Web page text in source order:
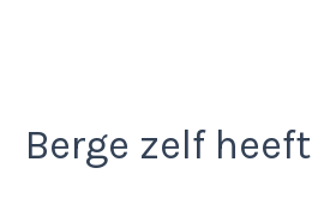
Berge zelf heeft